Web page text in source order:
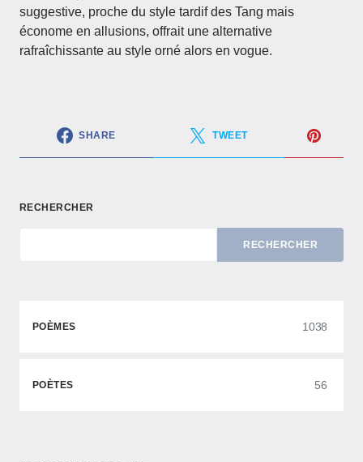
suggestive, proche du style tardif des Tang mais
économe en allusions, offrait une alternative
rafraîchissante au style orné alors en vogue.
SHARE TWEET
RECHERCHER
RECHERCHER
POÈMES 1038
POÈTES 56